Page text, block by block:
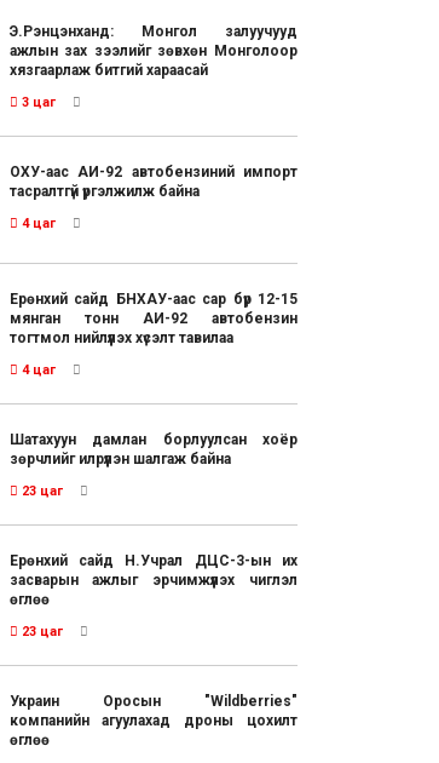
Э.Рэнцэнханд: Монгол залуучууд
ажлын зах зээлийг зөвхөн Монголоор
хязгаарлаж битгий хараасай
3 цаг
ОХУ-аас АИ-92 автобензиний импорт
тасралтгүй үргэлжилж байна
4 цаг
Ерөнхий сайд БНХАУ-аас сар бүр 12-15
мянган тонн АИ-92 автобензин
тогтмол нийлүүлэх хүсэлт тавилаа
4 цаг
Шатахуун дамлан борлуулсан хоёр
зөрчлийг илрүүлэн шалгаж байна
23 цаг
Ерөнхий сайд Н.Учрал ДЦС-3-ын их
засварын ажлыг эрчимжүүлэх чиглэл
өглөө
23 цаг
Украин Оросын "Wildberries"
компанийн агуулахад дроны цохилт
өглөө